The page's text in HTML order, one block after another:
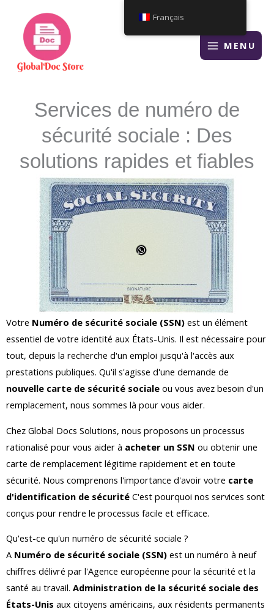
contenu
MENU
Services de numéro de
sécurité sociale : Des
solutions rapides et fiables
Votre Numéro de sécurité sociale (SSN) est un élément
essentiel de votre identité aux États-Unis. Il est nécessaire pour
tout, depuis la recherche d'un emploi jusqu'à l'accès aux
prestations publiques. Qu'il s'agisse d'une demande de
nouvelle carte de sécurité sociale ou vous avez besoin d'un
remplacement, nous sommes là pour vous aider.
Chez Global Docs Solutions, nous proposons un processus
rationalisé pour vous aider à acheter un SSN ou obtenir une
carte de remplacement légitime rapidement et en toute
sécurité. Nous comprenons l'importance d'avoir votre carte
d'identification de sécurité C'est pourquoi nos services sont
conçus pour rendre le processus facile et efficace.
Qu'est-ce qu'un numéro de sécurité sociale ?
A Numéro de sécurité sociale (SSN) est un numéro à neuf
chiffres délivré par l'Agence européenne pour la sécurité et la
santé au travail. Administration de la sécurité sociale des
États-Unis aux citoyens américains, aux résidents permanents
Français